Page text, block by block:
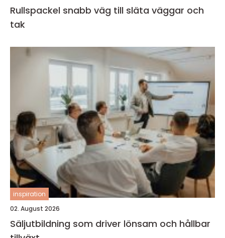
Rullspackel snabb väg till släta väggar och
tak
inspiration
02. August 2026
Säljutbildning som driver lönsam och hållbar